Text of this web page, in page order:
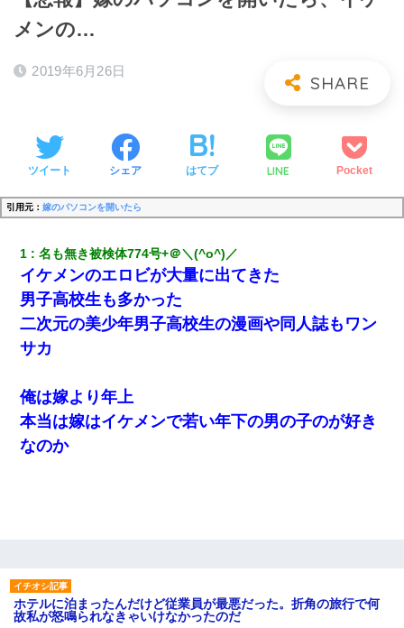
メンの…
2019年6月26日
ツイート シェア はてブ LINE Pocket
引用元： 嫁のパソコンを開いたら
1 名も無き被検体774号+＠＼(^o^)／
イケメンのエロビが大量に出てきた
男子高校生も多かった
二次元の美少年男子高校生の漫画や同人誌もワン
サカ
俺は嫁より年上
本当は嫁はイケメンで若い年下の男の子のが好き
なのか
ホテルに泊まったんだけど従業員が最悪だった。折角の旅行で何
故私が怒鳴られなきゃいけなかったのだ